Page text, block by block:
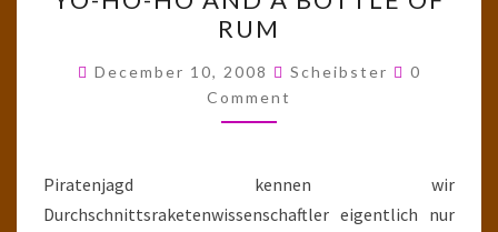
HO-
HO
AND
A
BOTTLE
RUM
RUM
December 10, 2008 Scheibster Comments
0
Comment
Piratenjagd kennen wir
Durchschnittsraketenwissenschaftler eigentlich nur